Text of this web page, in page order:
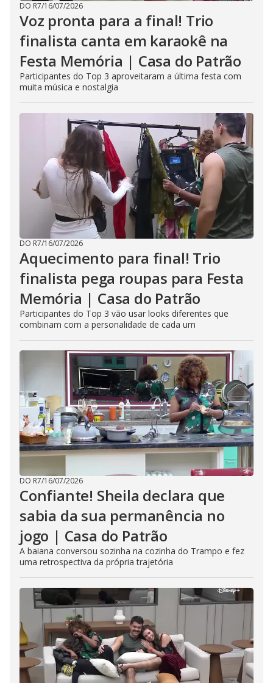
DO R7/16/07/2026
Voz pronta para a final! Trio
finalista canta em karaokê na
Festa Memória | Casa do Patrão
Participantes do Top 3 aproveitaram a última festa com
muita música e nostalgia
DO R7/16/07/2026
Aquecimento para final! Trio
finalista pega roupas para Festa
Memória | Casa do Patrão
Participantes do Top 3 vão usar looks diferentes que
combinam com a personalidade de cada um
DO R7/16/07/2026
Confiante! Sheila declara que
sabia da sua permanência no
jogo | Casa do Patrão
A baiana conversou sozinha na cozinha do Trampo e fez
uma retrospectiva da própria trajetória